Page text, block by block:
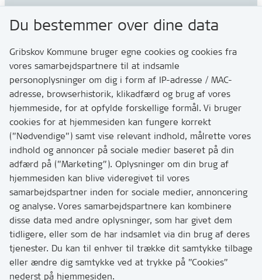
Gribskov Kommune
Rådhusvej 3
3200 Helsinge
Kontakt
Skriv til os via Digital Post
Har du brug for at komme i kontakt med os? Se her
hvordan
Tip os om huller i vejen eller andet
T:7249 6000
Bemærk: vi har mange opkald mellem kl. 10 og 11
Links
Tilgængelighedserklæring
Cookies
Du bestemmer over dine data
Gribskov Kommune bruger egne cookies og cookies fra
vores samarbejdspartnere til at indsamle
personoplysninger om dig i form af IP-adresse / MAC-
adresse, browserhistorik, klikadfærd og brug af vores
hjemmeside, for at opfylde forskellige formål. Vi bruger
cookies for at hjemmesiden kan fungere korrekt
(”Nødvendige”) samt vise relevant indhold, målrette vores
indhold og annoncer på sociale medier baseret på din
adfærd på (”Marketing”). Oplysninger om din brug af
hjemmesiden kan blive videregivet til vores
samarbejdspartner inden for sociale medier, annoncering
og analyse. Vores samarbejdspartnere kan kombinere
disse data med andre oplysninger, som har givet dem
tidligere, eller som de har indsamlet via din brug af deres
tjenester. Du kan til enhver til trække dit samtykke tilbage
eller ændre dig samtykke ved at trykke på ”Cookies”
nederst på hjemmesiden.